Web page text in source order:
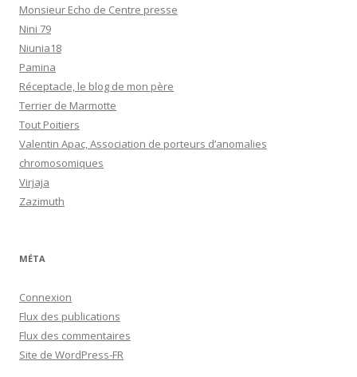
Monsieur Echo de Centre presse
Nini 79
Niunia18
Pamina
Réceptacle, le blog de mon père
Terrier de Marmotte
Tout Poitiers
Valentin Apac, Association de porteurs d’anomalies
chromosomiques
Virjaja
Zazimuth
MÉTA
Connexion
Flux des publications
Flux des commentaires
Site de WordPress-FR